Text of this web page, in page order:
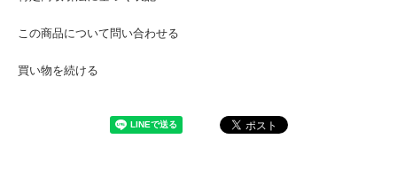
この商品について問い合わせる
買い物を続ける